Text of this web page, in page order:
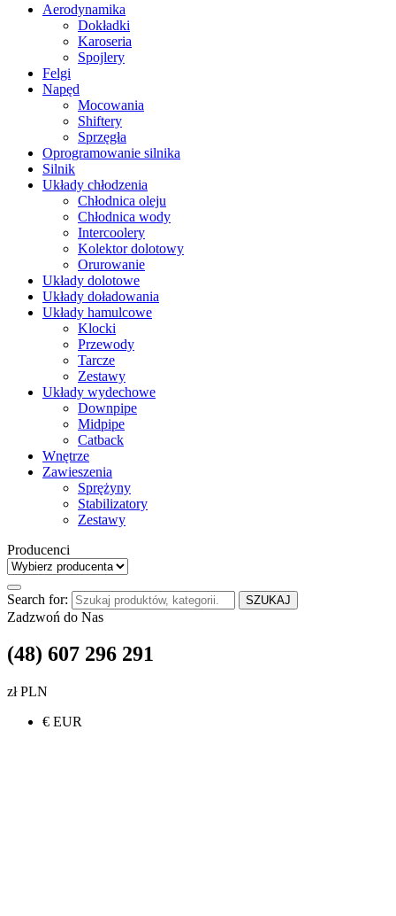
Aerodynamika
Dokładki
Karoseria
Spojlery
Felgi
Napęd
Mocowania
Shiftery
Sprzęgła
Oprogramowanie silnika
Silnik
Układy chłodzenia
Chłodnica oleju
Chłodnica wody
Intercoolery
Kolektor dolotowy
Orurowanie
Układy dolotowe
Układy doładowania
Układy hamulcowe
Klocki
Przewody
Tarcze
Zestawy
Układy wydechowe
Downpipe
Midpipe
Catback
Wnętrze
Zawieszenia
Sprężyny
Stabilizatory
Zestawy
Producenci
Search for: SZUKAJ
Zadzwoń do Nas
(48) 607 296 291
zł PLN
€ EUR